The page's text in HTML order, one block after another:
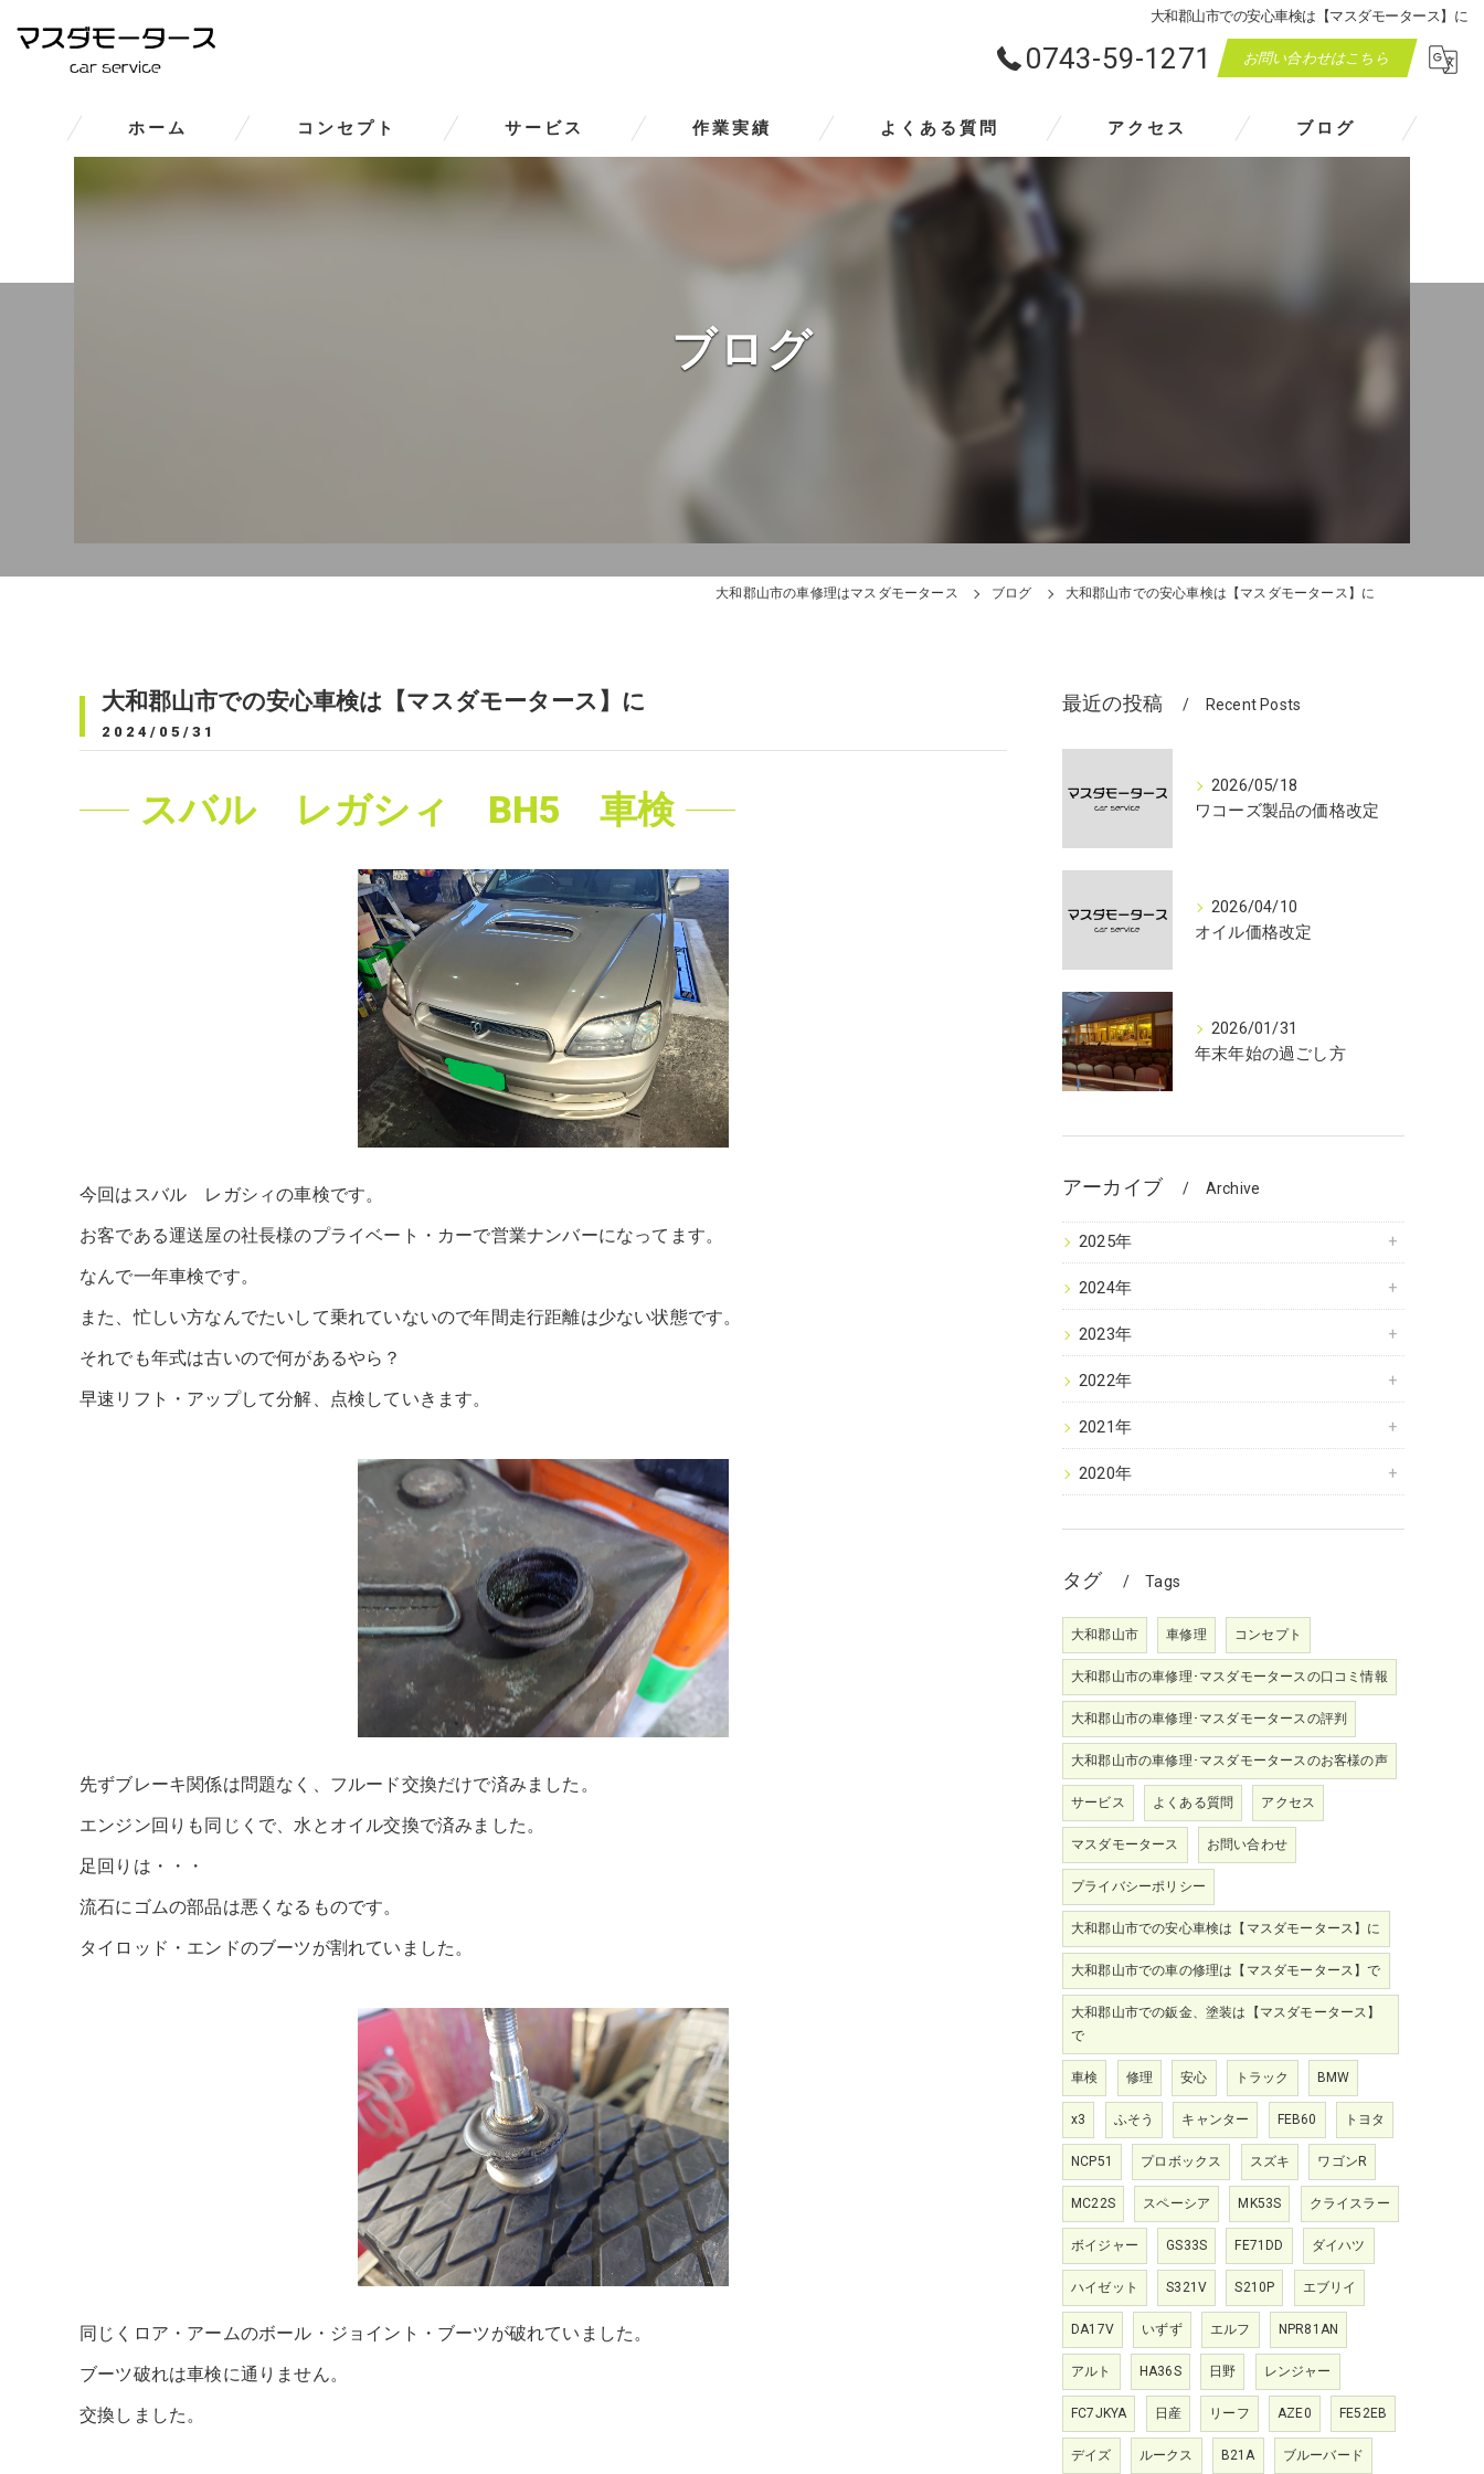
大和郡山市での安心車検は【マスダモータース】に
0743-59-1271 お問い合わせはこちら
ホーム コンセプト サービス 作業実績 よくある質問 アクセス ブログ
ブログ
大和郡山市の車修理はマスダモータース ブログ 大和郡山市での安心車検は【マスダモータース】に
大和郡山市での安心車検は【マスダモータース】に
2024/05/31
スバル レガシィ BH5 車検
今回はスバル レガシィの車検です。
お客である運送屋の社長様のプライベート・カーで営業ナンバーになってます。
なんで一年車検です。
また、忙しい方なんでたいして乗れていないので年間走行距離は少ない状態です。
それでも年式は古いので何があるやら？
早速リフト・アップして分解、点検していきます。
先ずブレーキ関係は問題なく、フルード交換だけで済みました。
エンジン回りも同じくで、水とオイル交換で済みました。
足回りは・・・
流石にゴムの部品は悪くなるものです。
タイロッド・エンドのブーツが割れていました。
同じくロア・アームのボール・ジョイント・ブーツが破れていました。
ブーツ破れは車検に通りません。
交換しました。
最近の投稿 Recent Posts
2026/05/18
ワコーズ製品の価格改定
2026/04/10
オイル価格改定
2026/01/31
年末年始の過ごし方
アーカイブ Archive
2025年
2024年
2023年
2022年
2021年
2020年
タグ Tags
大和郡山市 車修理 コンセプト
大和郡山市の車修理･マスダモータースの口コミ情報
大和郡山市の車修理･マスダモータースの評判
大和郡山市の車修理･マスダモータースのお客様の声
サービス よくある質問 アクセス
マスダモータース お問い合わせ
プライバシーポリシー
大和郡山市での安心車検は【マスダモータース】に
大和郡山市での車の修理は【マスダモータース】で
大和郡山市での鈑金、塗装は【マスダモータース】
で
車検 修理 安心 トラック BMW
x3 ふそう キャンター FEB60 トヨタ
NCP51 プロボックス スズキ ワゴンR
MC22S スペーシア MK53S クライスラー
ボイジャー GS33S FE71DD ダイハツ
ハイゼット S321V S210P エブリイ
DA17V いずず エルフ NPR81AN
アルト HA36S 日野 レンジャー
FC7JKYA 日産 リーフ AZE0 FE52EB
デイズ ルークス B21A ブルーバード